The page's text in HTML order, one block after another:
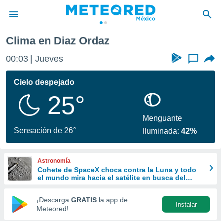
de
ha sido
calidad.
a este
las
y
forma
digital
basada
Clima en Diaz Ordaz
00:03 Jueves ...
Cielo despejado
25°
Sensación de 26°
Menguante
Iluminada:42%
Astronomía
Cohete de SpaceX choca contra la Luna y todo
el mundo mira hacia el satélite en busca del
¡Descarga GRATIS la app de
Meteored!
Instalar